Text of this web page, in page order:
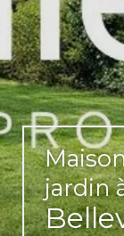
jardin